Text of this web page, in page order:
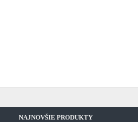
NAJNOVŠIE PRODUKTY